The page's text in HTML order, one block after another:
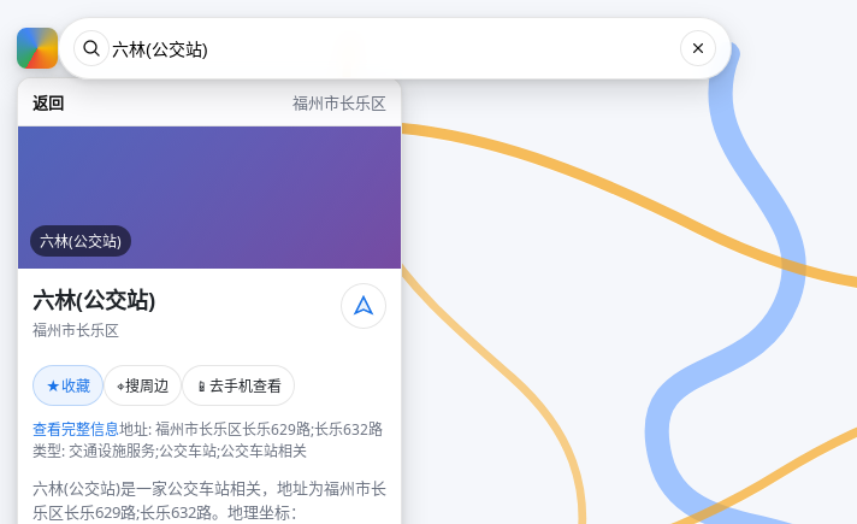
返回 福州市长乐区
六林(公交站)
六林(公交站)
福州市长乐区
★收藏 ⌖搜周边 📱 去手机查看
查看完整信息地址: 福州市长乐区长乐629路;长乐632路
类型: 交通设施服务;公交车站;公交车站相关
六林(公交站)是一家公交车站相关，地址为福州市长
乐区长乐629路;长乐632路。地理坐标：